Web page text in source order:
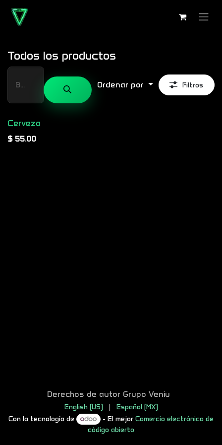
Todos los productos
Ordenar por Filtros
Cerveza
$ 55.00
Derechos de autor Grupo Veniu
English (US) |
Español (MX)
Con la tecnología de
- El mejor Comercio electrónico de
código abierto